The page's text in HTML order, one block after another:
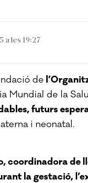
a les 19:27
de
Mundial de la
futurs
i neonatal.
coordinadora de
la gestació,